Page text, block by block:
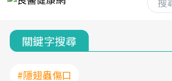
關鍵字搜尋
#隱翅蟲傷口